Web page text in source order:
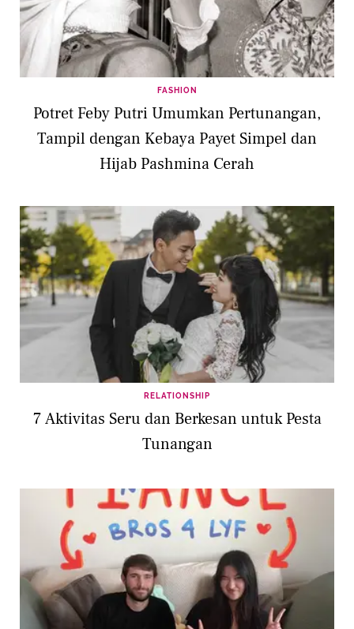
FASHION
Potret Feby Putri Umumkan Pertunangan,
Tampil dengan Kebaya Payet Simpel dan
Hijab Pashmina Cerah
RELATIONSHIP
7 Aktivitas Seru dan Berkesan untuk Pesta
Tunangan